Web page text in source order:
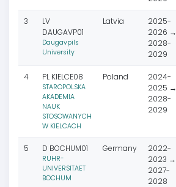
3
LV
DAUGAVP01
Daugavpils
University
Latvia
2025-
2026 →
2028-
2029
4 PL KIELCE08
STAROPOLSKA
AKADEMIA
NAUK
STOSOWANYCH
W KIELCACH
Poland
2024-
2025 →
2028-
2029
5 D BOCHUM01
RUHR-
UNIVERSITAET
BOCHUM
Germany
2022-
2023 →
2027-
2028